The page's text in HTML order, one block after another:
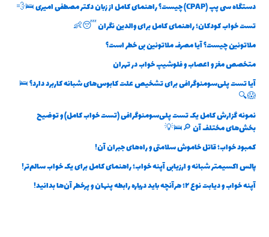
دستگاه سی پپ (CPAP) چیست؟ راهنمای کامل از زبان دکتر مصطفی امیری 🛌💨
تست خواب کودکان؛ راهنمای کامل برای والدین نگران 😴👶
ملاتونین چیست؟ آیا مصرف ملاتونین بی خطر است؟
متخصص مغز و اعصاب و فلوشیپ خواب در تهران
آیا تست پلی‌سومنوگرافی برای تشخیص علت کابوس‌های شبانه کاربرد دارد؟ 🛌
😱🔍
نمونه گزارش کامل یک تست پلی‌سومنوگرافی (تست خواب کامل) و توضیح
بخش‌های مختلف آن 🔎🛌💡
کمبود خواب؛ قاتل خاموش سلامتی و راه‌های جبران آن!
پالس اکسیمتر شبانه و ارزیابی آپنه خواب؛ راهنمای کامل برای یک خواب سالم‌تر!
آپنه خواب و دیابت نوع ۲؛ هرآنچه باید درباره رابطه پنهان و پرخطر آن‌ها بدانید!